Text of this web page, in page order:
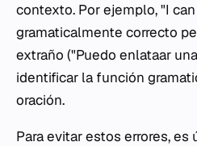
contexto. Por ejemplo, "I
gramaticalmente correcto
extraño ("Puedo enlataar
identificar la función
oración.
Para evitar estos errores,